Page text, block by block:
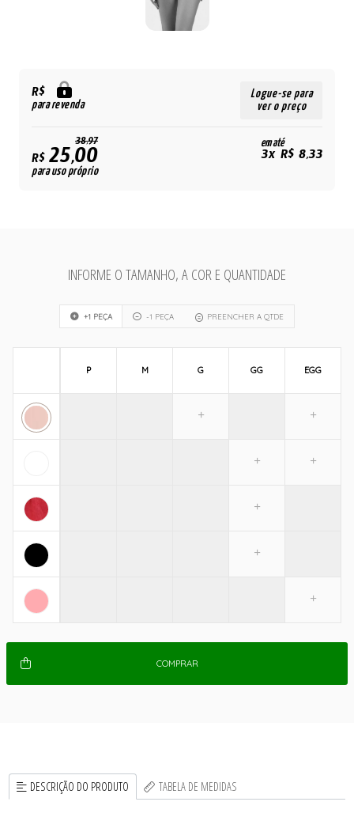
R$
para revenda
Logue-se para
ver o preço
38,97
R$25,00
para uso próprio
em até
3x R$ 8,33
INFORME O TAMANHO, A COR E QUANTIDADE
+1 PEÇA -1 PEÇA PREENCHER A QTDE
P M G GG EGG
COMPRAR
DESCRIÇÃO DO PRODUTO TABELA DE MEDIDAS